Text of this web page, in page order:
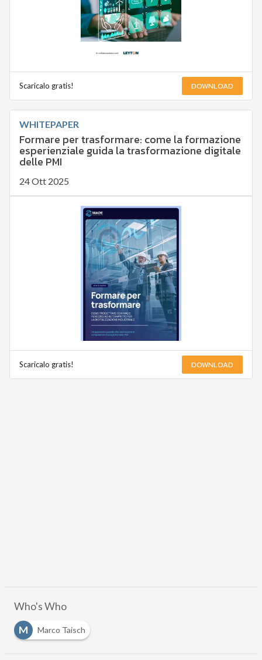
Scaricalo gratis! DOWNLOAD
WHITEPAPER
Formare per trasformare: come la formazione
esperienziale guida la trasformazione digitale
delle PMI
24 Ott 2025
Scaricalo gratis! DOWNLOAD
Who's Who
M
Marco Taisch